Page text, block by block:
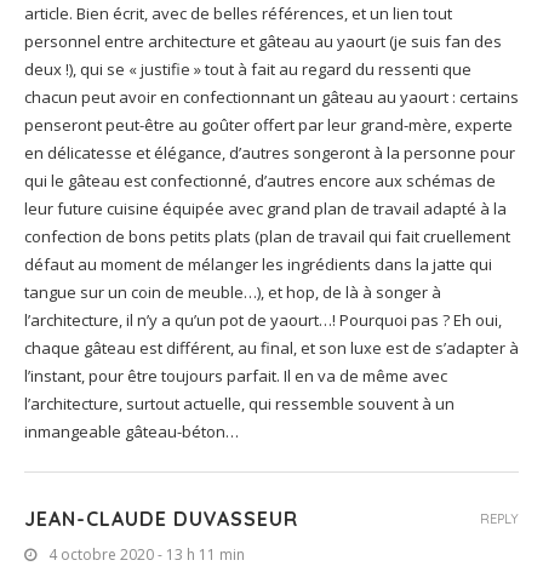
article. Bien écrit, avec de belles références, et un lien tout
personnel entre architecture et gâteau au yaourt (je suis fan des
deux !), qui se « justifie » tout à fait au regard du ressenti que
chacun peut avoir en confectionnant un gâteau au yaourt : certains
penseront peut-être au goûter offert par leur grand-mère, experte
en délicatesse et élégance, d’autres songeront à la personne pour
qui le gâteau est confectionné, d’autres encore aux schémas de
leur future cuisine équipée avec grand plan de travail adapté à la
confection de bons petits plats (plan de travail qui fait cruellement
défaut au moment de mélanger les ingrédients dans la jatte qui
tangue sur un coin de meuble…), et hop, de là à songer à
l’architecture, il n’y a qu’un pot de yaourt…! Pourquoi pas ? Eh oui,
chaque gâteau est différent, au final, et son luxe est de s’adapter à
l’instant, pour être toujours parfait. Il en va de même avec
l’architecture, surtout actuelle, qui ressemble souvent à un
inmangeable gâteau-béton…
JEAN-CLAUDE DUVASSEUR
4 octobre 2020 - 13 h 11 min
REPLY